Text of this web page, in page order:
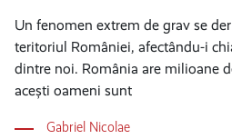
Un fenomen extrem de grav se
teritoriul României, afectându-i
dintre noi. România are milioane
acești oameni sunt
Gabriel Nicolae